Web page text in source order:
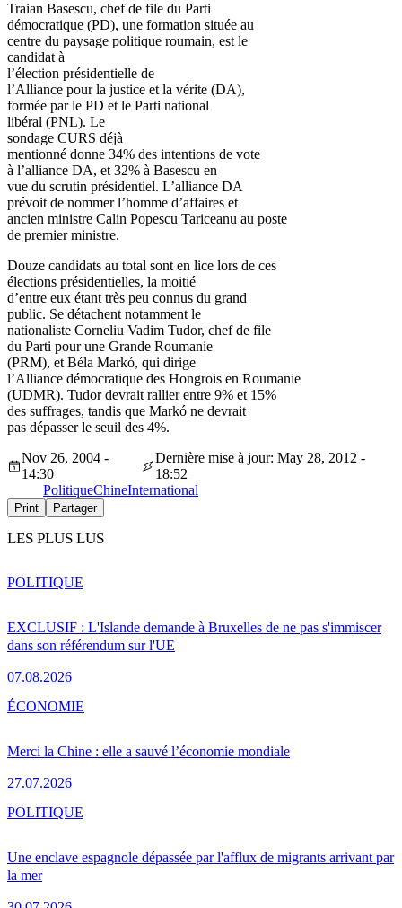
Traian Basescu, chef de file du Parti
démocratique (PD), une formation située au
centre du paysage politique roumain, est le
candidat à
l’élection présidentielle de
l’Alliance pour la justice et la vérite (DA),
formée par le PD et le Parti national
libéral (PNL). Le
sondage CURS déjà
mentionné donne 34% des intentions de vote
à l’alliance DA, et 32% à Basescu en
vue du scrutin présidentiel. L’alliance DA
prévoit de nommer l’homme d’affaires et
ancien ministre Calin Popescu Tariceanu au poste
de premier ministre.
Douze candidats au total sont en lice lors de ces
élections présidentielles, la moitié
d’entre eux étant très peu connus du grand
public. Se détachent notamment le
nationaliste Corneliu Vadim Tudor, chef de file
du Parti pour une Grande Roumanie
(PRM), et Béla Markó, qui dirige
l’Alliance démocratique des Hongrois en Roumanie
(UDMR). Tudor devrait rallier entre 9% et 15%
des suffrages, tandis que Markó ne devrait
pas dépasser le seuil des 4%.
Nov 26, 2004 -
14:30
Dernière mise à jour: May 28, 2012 -
18:52
PolitiqueChineInternational
Print Partager
LES PLUS LUS
EXCLUSIF : L'Islande demande à Bruxelles de ne pas s'immiscer
dans son référendum sur l'UE
07.08.2026
POLITIQUE
Merci la Chine : elle a sauvé l’économie mondiale
27.07.2026
ÉCONOMIE
Une enclave espagnole dépassée par l'afflux de migrants arrivant par
la mer
POLITIQUE